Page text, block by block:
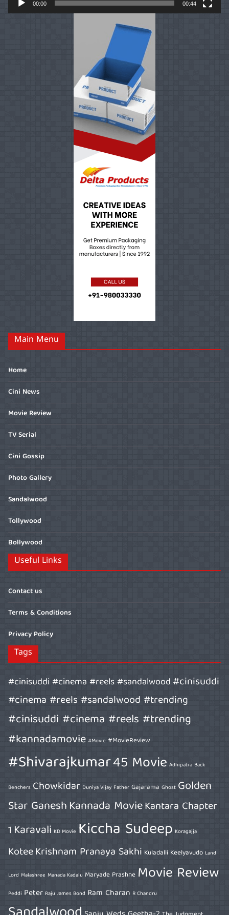
00:00 00:44
Main Menu
Home
Cini News
Movie Review
TV Serial
Cini Gossip
Photo Gallery
Sandalwood
Tollywood
Bollywood
Useful Links
Contact us
Terms & Conditions
Privacy Policy
Tags
#cinisuddi #cinema #reels #sandalwood#cinisuddi
#cinema #reels #sandalwood #trending
#cinisuddi #cinema #reels #trending
#kannadamovie #Movie #MovieReview
#Shivarajkumar45 Movie Adhipatra Back
Benchers Chowkidar Duniya Vijay Father Gajarama Ghost Golden
Star GaneshKannada MovieKantara Chapter
1 Karavali KD Movie Kiccha Sudeep Koragajja
KoteeKrishnam Pranaya Sakhi Kuladalli Keelyavudo Land
Lord Malashree Manada Kadalu Maryade Prashne Movie Review
Peddi Peter Raju James Bond Ram Charan R Chandru